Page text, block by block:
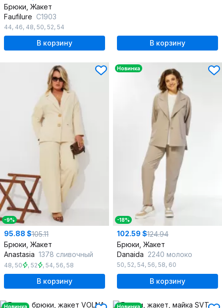
Брюки, Жакет
Faufilure С1903
44, 46, 48, 50, 52, 54
В корзину В корзину
-9%
95.88 $105.11
Брюки, Жакет
Anastasia 1378 сливочный
48, 50 , 52 , 54, 56, 58
В корзину
Новинка
-18%
102.59 $124.94
Брюки, Жакет
Danaida 2240 молоко
50, 52, 54, 56, 58, 60
В корзину
Новинка Новинка